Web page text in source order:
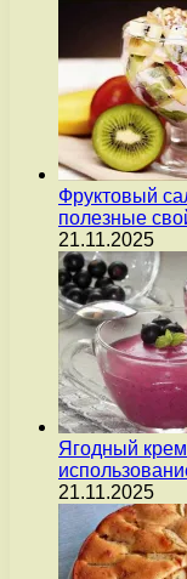
Фруктовый
полезные
21.11.2025
Ягодный
21.11.2025